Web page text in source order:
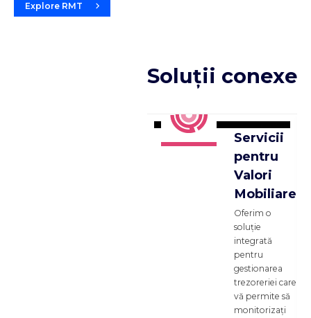
Explore RMT
Soluții conexe
Servicii
pentru
Valori
Mobiliare
Oferim o
soluție
integrată
pentru
gestionarea
trezoreriei care
vă permite să
monitorizați